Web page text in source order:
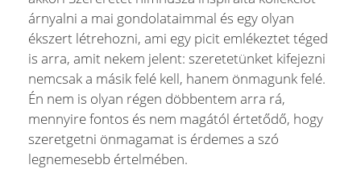
árnyalni a mai gondolataimmal és egy olyan
ékszert létrehozni, ami egy picit emlékeztet téged
is arra, amit nekem jelent: szeretetünket kifejezni
nemcsak a másik felé kell, hanem önmagunk felé.
Én nem is olyan régen döbbentem arra rá,
mennyire fontos és nem magától értetődő, hogy
szeretgetni önmagamat is érdemes a szó
legnemesebb értelmében.